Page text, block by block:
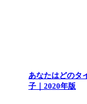
あなたはどのタ
子｜2020年版